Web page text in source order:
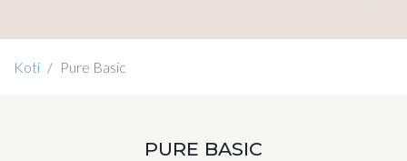
Koti Pure Basic
PURE BASIC